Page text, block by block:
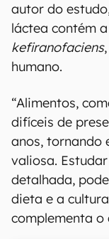
autor do
láctea contém
kefiranofaciens
humano.
“Alimentos,
difíceis de
anos, tornando
valiosa.
detalhada,
dieta e a
complementa o